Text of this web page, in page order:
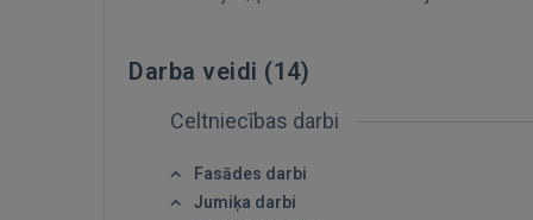
Darba veidi (14)
Celtniecības darbi
Fasādes darbi
Jumiķa darbi